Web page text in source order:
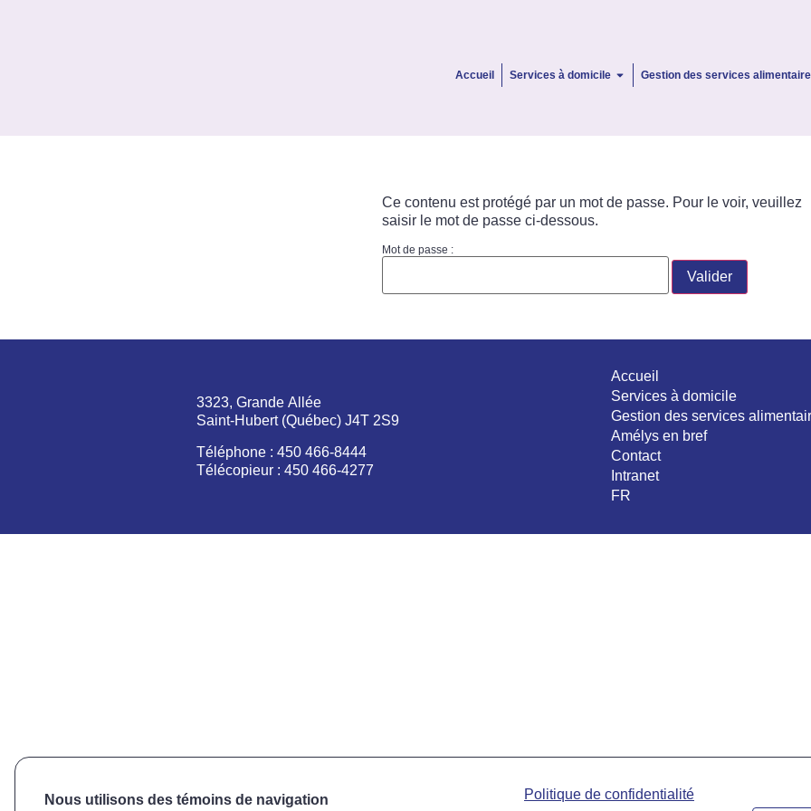
Accueil Services à domicile Gestion des services
Ce contenu est protégé par un mot de passe. Pour le voir, veuillez
saisir le mot de passe ci-dessous.
Mot de passe :
3323, Grande Allée
Saint-Hubert (Québec) J4T 2S9
Téléphone : 450 466-8444
Télécopieur : 450 466-4277
Accueil
Services à domicile
Gestion des services
Amélys en bref
Contact
Intranet
FR
Nous utilisons des témoins de navigation Politique de confidentialité